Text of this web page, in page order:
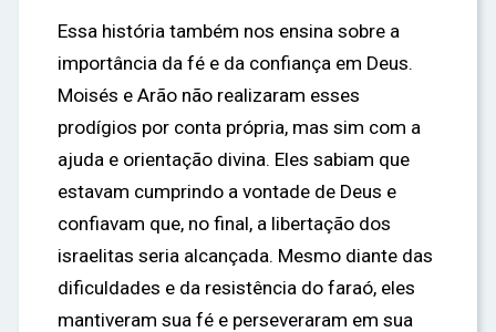
Essa história também nos ensina sobre a
importância da fé e da confiança em Deus.
Moisés e Arão não realizaram esses
prodígios por conta própria, mas sim com a
ajuda e orientação divina. Eles sabiam que
estavam cumprindo a vontade de Deus e
confiavam que, no final, a libertação dos
israelitas seria alcançada. Mesmo diante das
dificuldades e da resistência do faraó, eles
mantiveram sua fé e perseveraram em sua